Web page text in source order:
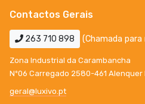
Contactos Gerais
263 710 898 (Chamada
Zona Industrial da Carambancha
Nº06 Carregado 2580-461
geral@luxivo.pt